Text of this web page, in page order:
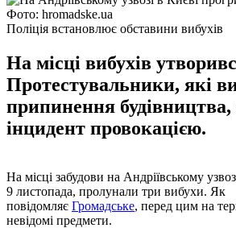
Фото: hromadske.ua
Поліція встановлює обставини вибухів
На місці вибухів
Протестувальники, які
припинення будівництва,
інцидент провокацією.
На місці забудови на Андріївському
9 листопада, пролунали три вибухи. Як
повідомляє Громадське, перед цим на
невідомі предмети.